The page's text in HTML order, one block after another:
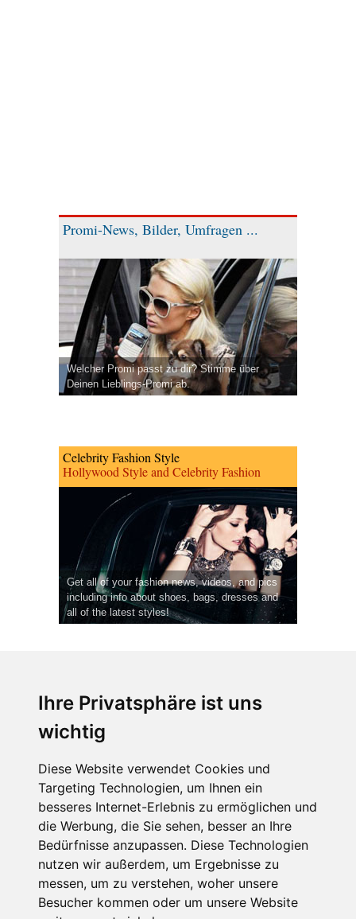
Ihre Privatsphäre ist uns
wichtig
Diese Website verwendet Cookies und
Targeting Technologien, um Ihnen ein
besseres Internet-Erlebnis zu ermöglichen und
die Werbung, die Sie sehen, besser an Ihre
Bedürfnisse anzupassen. Diese Technologien
nutzen wir außerdem, um Ergebnisse zu
messen, um zu verstehen, woher unsere
Besucher kommen oder um unsere Website
Promi-News, Bilder, Umfragen ...
Welcher Promi passt zu dir? Stimme über
Deinen Lieblings-Promi ab.
Celebrity Fashion Style
Hollywood Style and Celebrity Fashion
Get all of your fashion news, videos, and pics
including info about shoes, bags, dresses and
all of the latest styles!
CPost.org© 2013-2023 The Celebrity Post.
Terms of Use Privacy | Cookies Policy( Einstellungen ändern
About Us
Advertising
Contact Us